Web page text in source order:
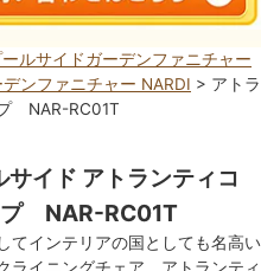
ールサイドガーデンファニチャー
ンファニチャー NARDI > アトラ
NAR-RC01T
イド アトランティコ
プ NAR-RC01T
てインテリアの国としても名高い
ライニングチェア、アトランティ